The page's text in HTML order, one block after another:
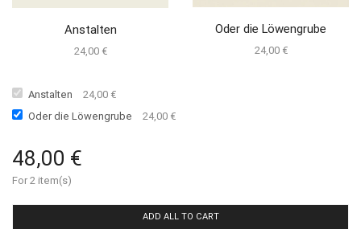
Anstalten
24,00 €
Oder die Löwengrube
24,00 €
Anstalten 24,00 €
Oder die Löwengrube
24,00 €
48,00 €
For 2 item(s)
ADD ALL TO CART